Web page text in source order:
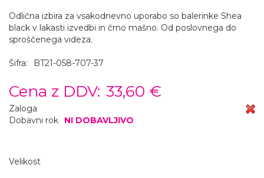
Odlična izbira za vsakodnevno uporabo so balerinke Shea
black v lakasti izvedbi in črno mašno. Od poslovnega do
sproščenega videza.
Šifra: BT21-058-707-37
Cena z DDV: 33,60 €
Zaloga
Dobavni rok
NI DOBAVLJIVO
Velikost